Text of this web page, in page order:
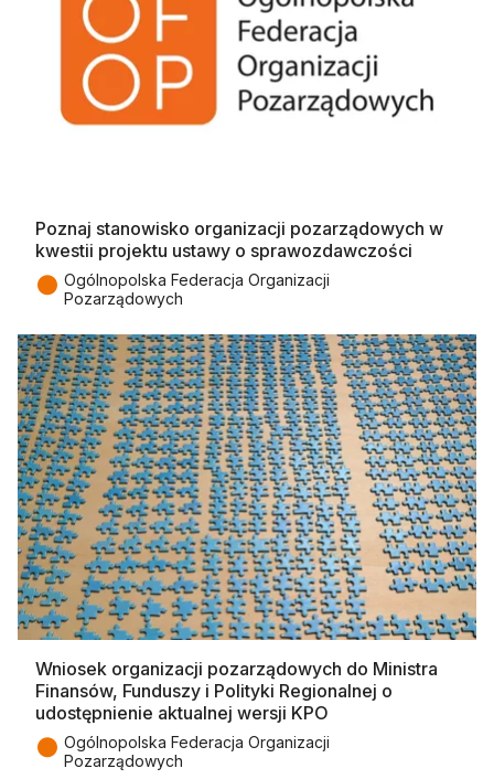
Poznaj stanowisko organizacji pozarządowych w
kwestii projektu ustawy o sprawozdawczości
● Ogólnopolska Federacja Organizacji
Pozarządowych
Wniosek organizacji pozarządowych do Ministra
Finansów, Funduszy i Polityki Regionalnej o
udostępnienie aktualnej wersji KPO
● Ogólnopolska Federacja Organizacji
Pozarządowych